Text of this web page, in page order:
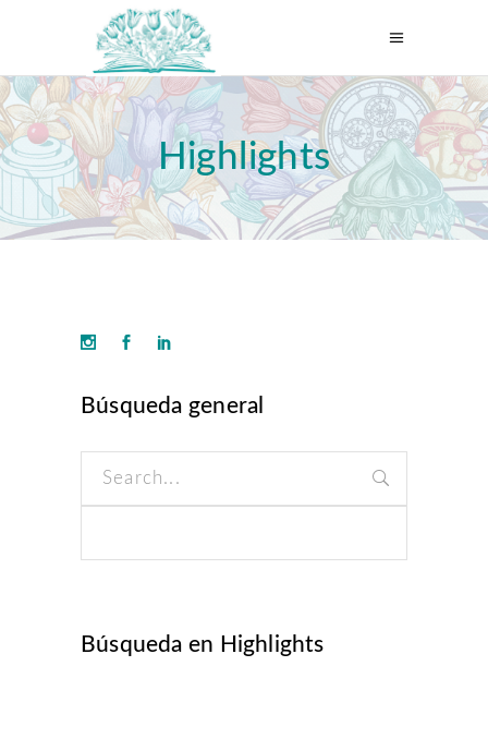
Highlights
Búsqueda general
Search
Búsqueda en Highlights